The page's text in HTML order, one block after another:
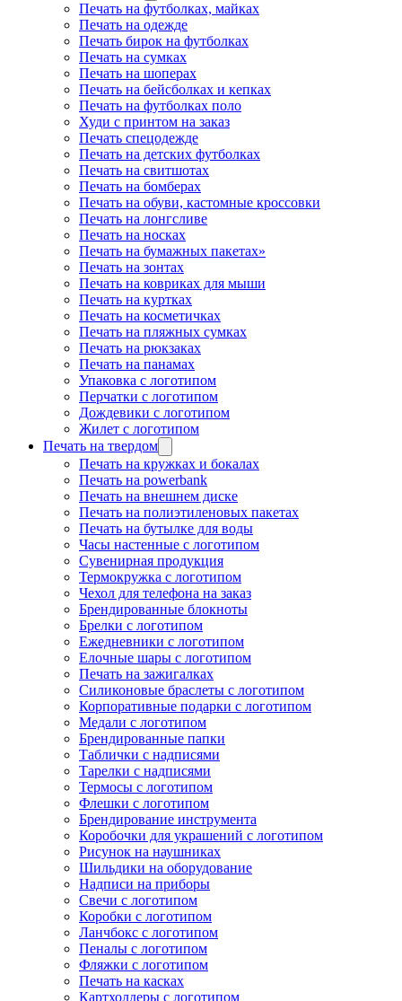
Печать на футболках, майках
Печать на одежде
Печать бирок на футболках
Печать на сумках
Печать на шоперах
Печать на бейсболках и кепках
Печать на футболках поло
Худи с принтом на заказ
Печать спецодежде
Печать на детских футболках
Печать на свитшотах
Печать на бомберах
Печать на обуви, кастомные кроссовки
Печать на лонгсливе
Печать на носках
Печать на бумажных пакетах»
Печать на зонтах
Печать на ковриках для мыши
Печать на куртках
Печать на косметичках
Печать на пляжных сумках
Печать на рюкзаках
Печать на панамах
Упаковка с логотипом
Перчатки с логотипом
Дождевики с логотипом
Жилет с логотипом
Печать на твердом
Печать на кружках и бокалах
Печать на powerbank
Печать на внешнем диске
Печать на полиэтиленовых пакетах
Печать на бутылке для воды
Часы настенные с логотипом
Сувенирная продукция
Термокружка с логотипом
Чехол для телефона на заказ
Брендированные блокноты
Брелки с логотипом
Ежедневники с логотипом
Елочные шары с логотипом
Печать на зажигалках
Силиконовые браслеты с логотипом
Корпоративные подарки с логотипом
Медали с логотипом
Брендированные папки
Таблички с надписями
Тарелки с надписями
Термосы с логотипом
Флешки с логотипом
Брендирование инструмента
Коробочки для украшений с логотипом
Рисунок на наушниках
Шильдики на оборудование
Надписи на приборы
Свечи с логотипом
Коробки с логотипом
Ланчбокс с логотипом
Пеналы с логотипом
Фляжки с логотипом
Печать на касках
Картхолдеры с логотипом